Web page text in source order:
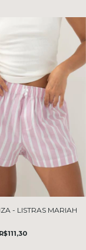
- LISTRAS MARIAH
R$111,30